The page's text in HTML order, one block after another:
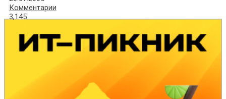
Комментарии
3,145